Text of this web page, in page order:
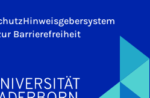
Hinweisgebersystem
Barrierefreiheit